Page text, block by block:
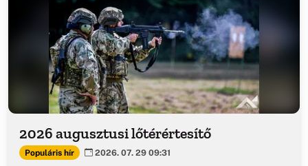
2026 augusztusi lőtérértesítő
Populáris hír 2026. 07. 29 09:31